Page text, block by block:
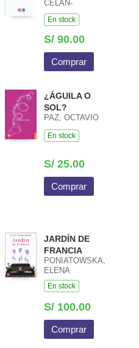
CELAN-
LESTRANGE,
GISELE
En stock
S/ 90.00
Comprar
¿ÁGUILA O
SOL?
PAZ, OCTAVIO
En stock
S/ 25.00
Comprar
JARDÍN DE
FRANCIA
PONIATOWSKA,
ELENA
En stock
S/ 100.00
Comprar